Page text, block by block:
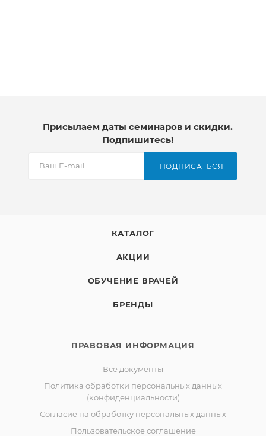
Присылаем даты семинаров и скидки.
Подпишитесь!
ПОДПИСАТЬСЯ
КАТАЛОГ
АКЦИИ
ОБУЧЕНИЕ ВРАЧЕЙ
БРЕНДЫ
ПРАВОВАЯ ИНФОРМАЦИЯ
Все документы
Политика обработки персональных данных
(конфиденциальности)
Согласие на обработку персональных данных
Пользовательское соглашение